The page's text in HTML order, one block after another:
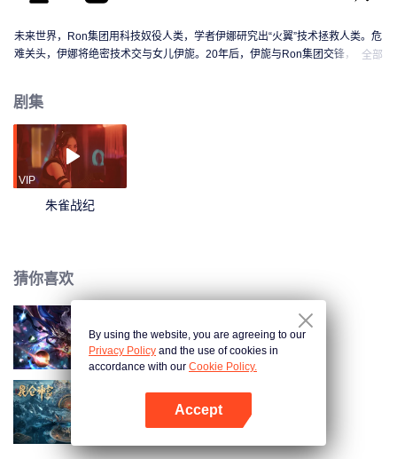
未来世界，Ron集团用科技奴役人类，学者伊娜研究出“火翼”技术拯救人类。危
难关头，伊娜将绝密技术交与女儿伊旎。20年后，伊旎与Ron集团交锋，完成
全部
剧集
VIP
朱雀战纪
猜你喜欢
神印王座剧场版 伊莱克斯传奇
昆仑神宫（电影)
By using the website, you are agreeing to our
Privacy Policy and the use of cookies in
accordance with our Cookie Policy.
Accept